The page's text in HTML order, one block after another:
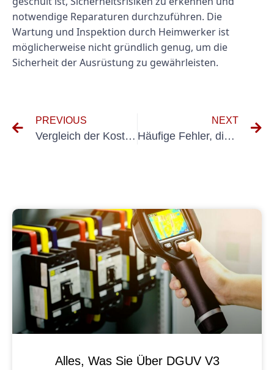
notwendige Reparaturen durchzuführen. Die
Wartung und Inspektion durch Heimwerker ist
möglicherweise nicht gründlich genug, um die
Sicherheit der Ausrüstung zu gewährleisten.
PREVIOUS
Vergleich der Kosten für UVV-Behältertests: Tipps zum Geldsparen
NEXT
Häufige Fehler, die Sie bei der UVV-Prüfung DGUV 70 vermeiden sollten
Alles, Was Sie Über DGUV V3